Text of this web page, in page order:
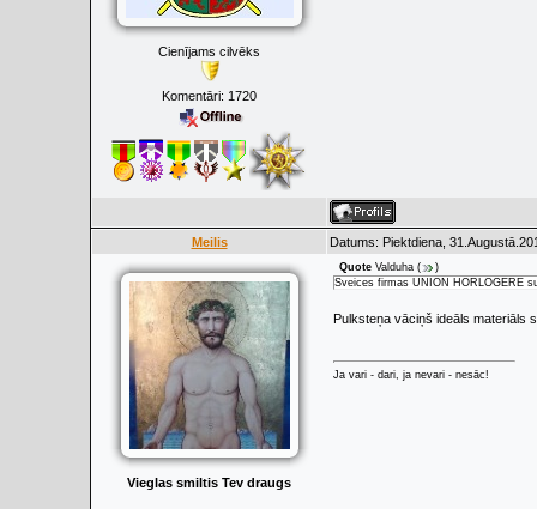
Cienījams cilvēks
Komentāri: 1720
Meilis Datums: Piektdiena,
Vieglas smiltis Tev draugs
Quote Valduha (
)
Šveices firmas UNION HORLOGERE
Pulksteņa vāciņš ideāls materiāls
Ja vari - dari, ja nevari - nesāc!